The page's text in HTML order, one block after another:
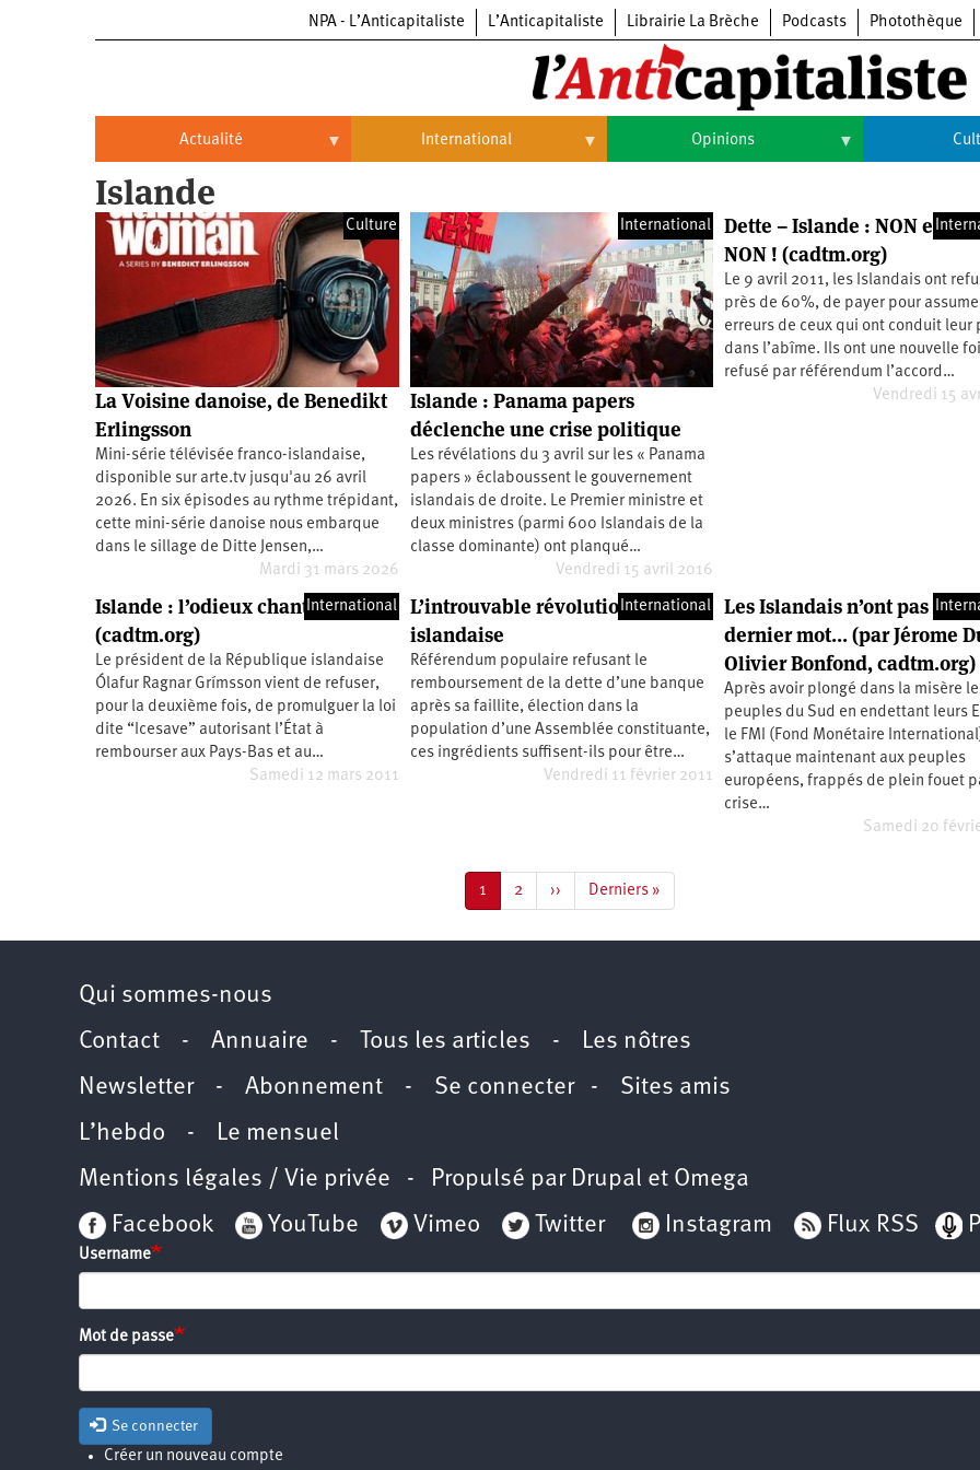
NPA - L’Anticapitaliste L’Anticapitaliste Librairie La Brèche Podcasts Photothèque
Actualité
Actualité
Politique
Entreprises
Automobile
Commerce
Hôpitaux
SNCF
Services
publics
Oppressions
Oppressions
Féminisme
LGBTI
Économie
Éducation
Santé
Vidéos
Dans
mon
département
International
Brésil
Chine
États-
Unis
Continents
Continents
Afrique
Amérique
du
Nord
Amérique
latine
Asie
Europe
Moyen-
Orient
Océanie
Opinions
Histoire Arts
Cinéma
Expositions
Livres
Islande
Culture
La Voisine danoise, de Benedikt
Erlingsson
Mini-série télévisée franco-islandaise,
disponible sur arte.tv jusqu'au 26 avril
2026. En six épisodes au rythme trépidant,
cette mini-série danoise nous embarque
dans le sillage de Ditte Jensen,…
Mardi 31 mars 2026
International
Islande : Panama papers
déclenche une crise politique
Les révélations du 3 avril sur les « Panama
papers » éclaboussent le gouvernement
islandais de droite. Le Premier ministre et
deux ministres (parmi 600 Islandais de la
classe dominante) ont planqué…
Vendredi 15 avril 2016
Dette – Islande : NON et
NON ! (cadtm.org)
Le 9 avril 2011, les Islandais ont
près de 60%, de payer pour
erreurs de ceux qui ont conduit leur
dans l’abîme. Ils ont une nouvelle
refusé par référendum l’accord…
Vendredi 15
International
Islande : l’odieux chantage
(cadtm.org)
Le président de la République islandaise
Ólafur Ragnar Grímsson vient de refuser,
pour la deuxième fois, de promulguer la loi
dite “Icesave” autorisant l’État à
rembourser aux Pays-Bas et au…
Samedi 12 mars 2011
International
L’introuvable révolution
islandaise
Référendum populaire refusant le
remboursement de la dette d’une banque
après sa faillite, élection dans la
population d’une Assemblée constituante,
ces ingrédients suffisent-ils pour être…
Vendredi 11 février 2011
Les Islandais n’ont pas dit
dernier mot… (par Jérome
Olivier Bonfond, cadtm.org)
Après avoir plongé dans la misère
peuples du Sud en endettant leurs
le FMI (Fond Monétaire
s’attaque maintenant aux peuples
européens, frappés de plein fouet
crise…
Samedi 20
Page
courante
1 Page
2
Page
suivante
››
Dernière
page
Derniers »
Qui sommes-nous
Contact - Annuaire - Tous les articles - Les nôtres
Newsletter- Abonnement - Se connecter- Sites amis
L’hebdo - Le mensuel
Mentions légales / Vie privée - Propulsé par Drupal et Omega
Facebook
YouTube Vimeo Twitter Instagram Flux RSS
Username
Mot de passe
Se connecter
Créer un nouveau compte